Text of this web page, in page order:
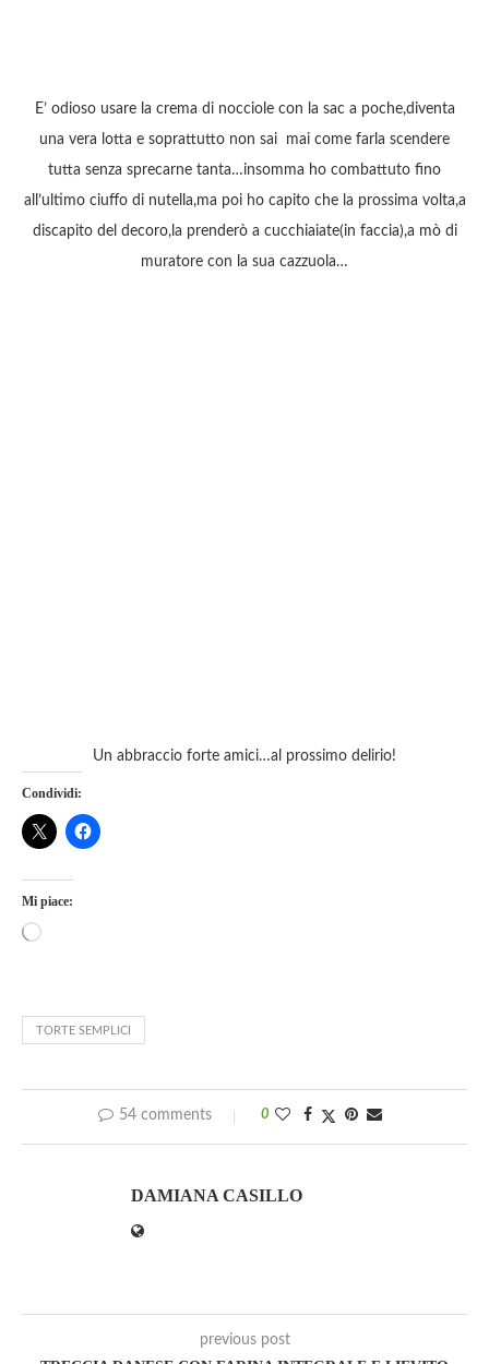
E’ odioso usare la crema di nocciole con la sac a poche,diventa
una vera lotta e soprattutto non sai mai come farla scendere
tutta senza sprecarne tanta…insomma ho combattuto fino
all’ultimo ciuffo di nutella,ma poi ho capito che la prossima volta,a
discapito del decoro,la prenderò a cucchiaiate(in faccia),a mò di
muratore con la sua cazzuola…
Un abbraccio forte amici…al prossimo delirio!
Condividi:
Mi piace:
TORTE SEMPLICI
54 comments 0
DAMIANA CASILLO
previous post